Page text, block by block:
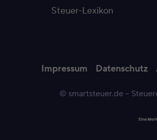
Steuer-Lexikon
Impressum Datenschutz
© smartsteuer.de –